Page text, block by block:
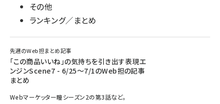
その他
ランキング／まとめ
先週のWeb担まとめ記事
「この商品いいね」の気持ちを引き出す表現エ
ンジンScene7 - 6/25～7/1のWeb担の記事
まとめ
Webマーケッター瞳シーズン2の第3話など。